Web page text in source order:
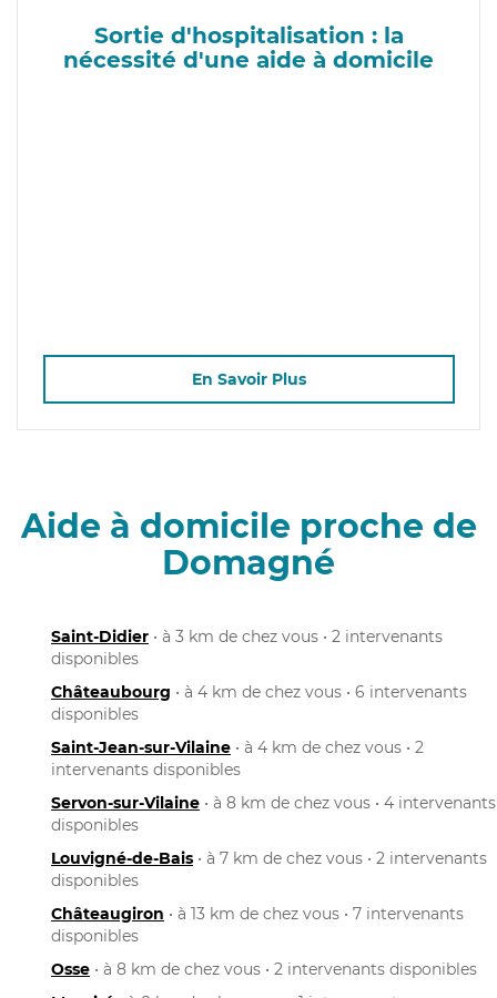
Sortie d'hospitalisation : la
nécessité d'une aide à domicile
En Savoir Plus
Aide à domicile proche de
Domagné
Saint-Didier • à 3 km de chez vous • 2 intervenants
disponibles
Châteaubourg • à 4 km de chez vous • 6 intervenants
disponibles
Saint-Jean-sur-Vilaine • à 4 km de chez vous • 2
intervenants disponibles
Servon-sur-Vilaine • à 8 km de chez vous • 4 intervenants
disponibles
Louvigné-de-Bais • à 7 km de chez vous • 2 intervenants
disponibles
Châteaugiron • à 13 km de chez vous • 7 intervenants
disponibles
Osse • à 8 km de chez vous • 2 intervenants disponibles